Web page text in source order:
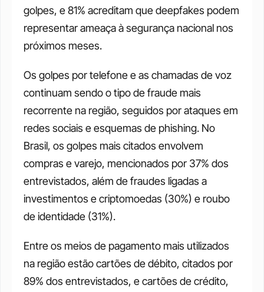
golpes, e 81% acreditam que deepfakes podem
representar ameaça à segurança nacional nos
próximos meses.
Os golpes por telefone e as chamadas de voz
continuam sendo o tipo de fraude mais
recorrente na região, seguidos por ataques em
redes sociais e esquemas de phishing. No
Brasil, os golpes mais citados envolvem
compras e varejo, mencionados por 37% dos
entrevistados, além de fraudes ligadas a
investimentos e criptomoedas (30%) e roubo
de identidade (31%).
Entre os meios de pagamento mais utilizados
na região estão cartões de débito, citados por
89% dos entrevistados, e cartões de crédito,